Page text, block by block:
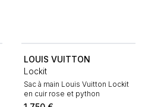
LOUIS VUITTON
Lockit
Sac à main Louis Vuitton Lockit
en cuir rose et python